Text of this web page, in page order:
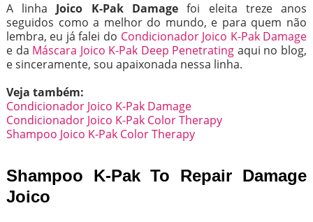
A linha Joico K-Pak Damage foi eleita treze anos
seguidos como a melhor do mundo, e para quem não
lembra, eu já falei do Condicionador Joico K-Pak Damage
e da Máscara Joico K-Pak Deep Penetrating aqui no blog,
e sinceramente, sou apaixonada nessa linha.
Veja também:
Condicionador Joico K-Pak Damage
Condicionador Joico K-Pak Color Therapy
Shampoo Joico K-Pak Color Therapy
Shampoo K-Pak To Repair Damage
Joico